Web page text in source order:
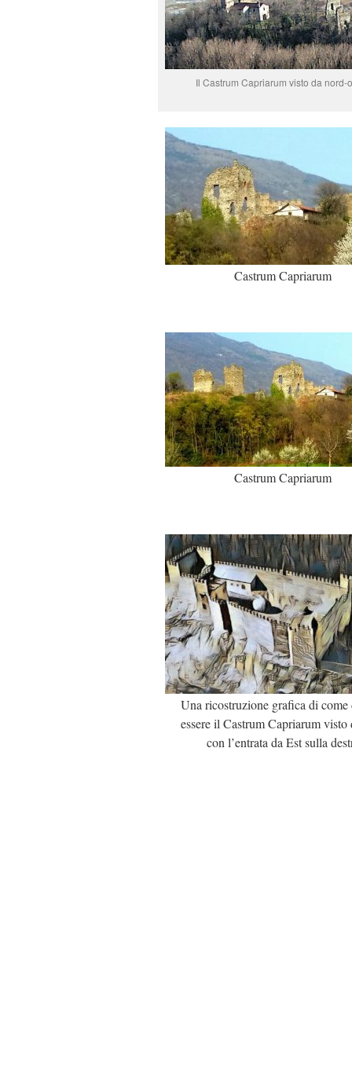
Il Castrum Capriarum visto da nord-
Castrum Capriarum
Castrum Capriarum
Una ricostruzione grafica di come
essere il Castrum Capriarum visto
con l’entrata da Est sulla